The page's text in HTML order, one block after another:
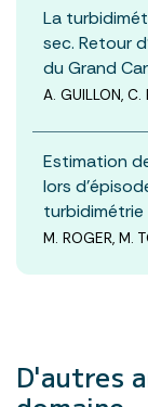
La
sec. Retour
du Grand
A. GUILLON, C.
Estimation
lors
turbidimétrie
M. ROGER, M.
D'autres